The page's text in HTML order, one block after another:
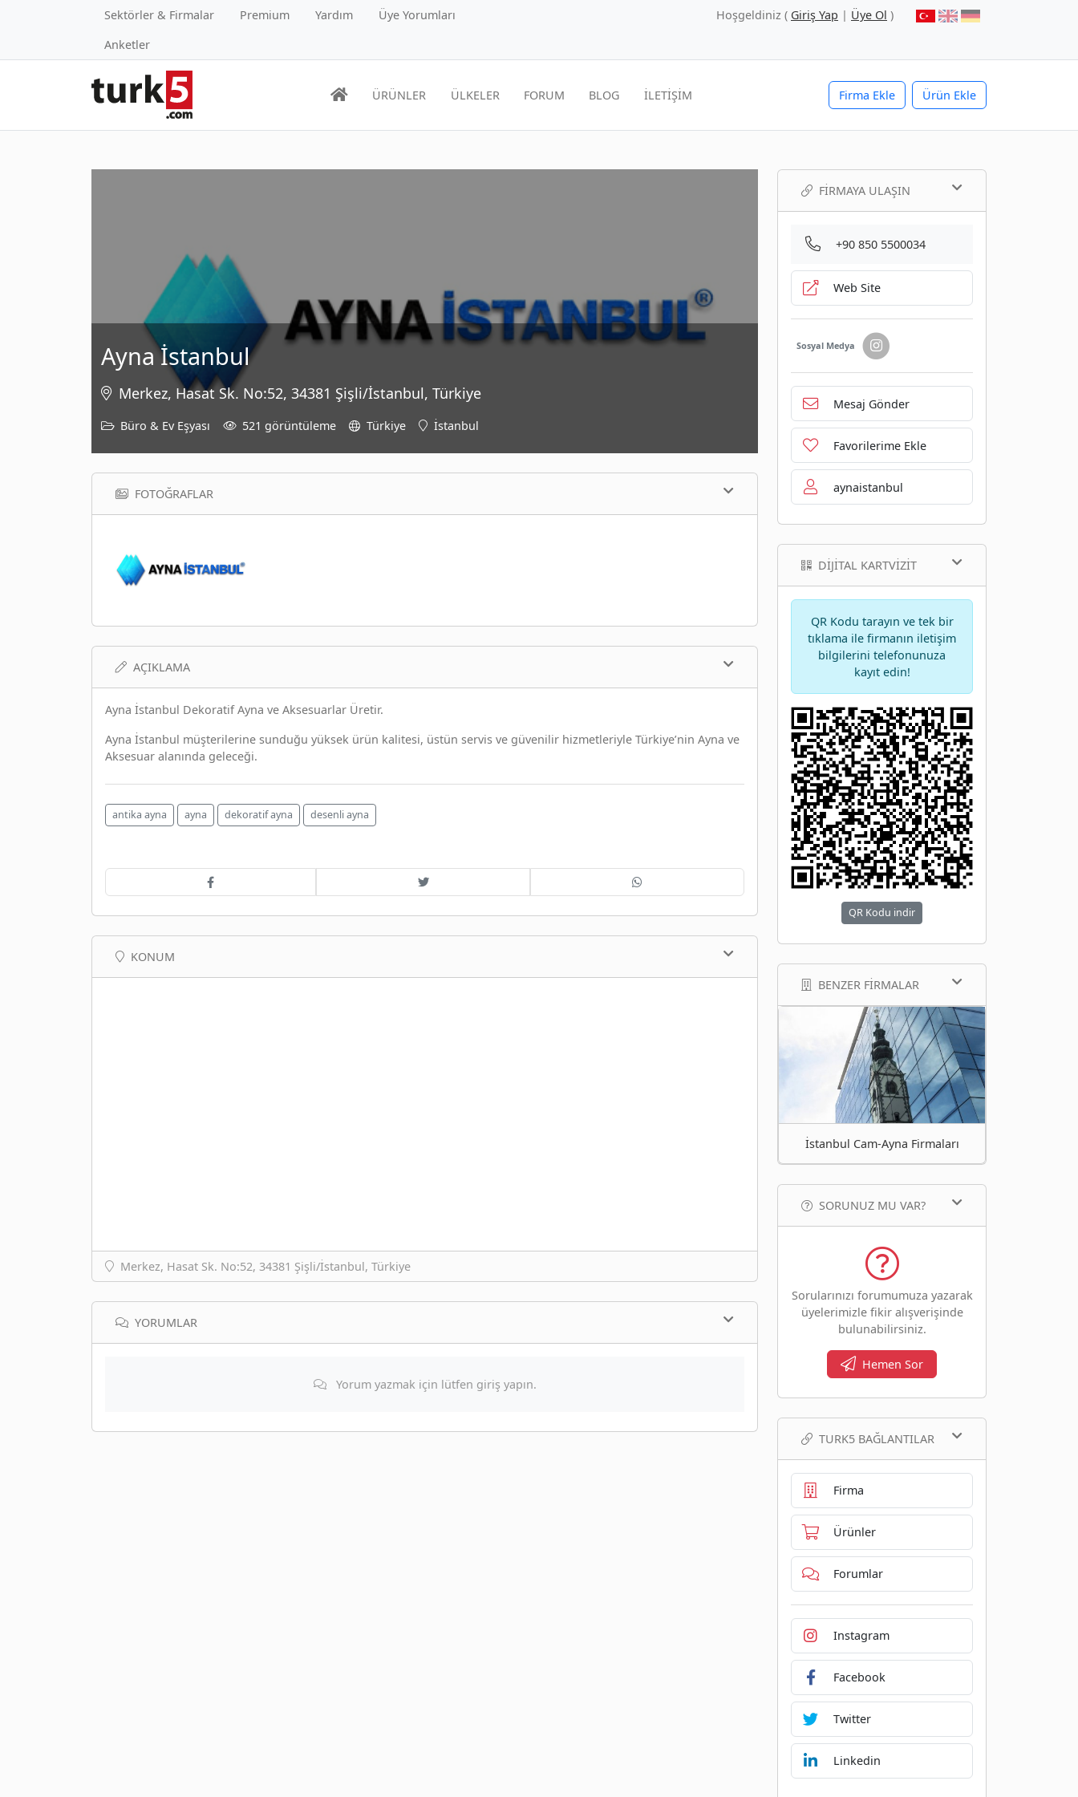
Sektörler & Firmalar Premium Yardım
Üye Yorumları
Anketler
Hoşgeldiniz ( Giriş Yap | Üye Ol )
Firma Ekle Ürün Ekle
ÜRÜNLER ÜLKELER FORUM BLOG İLETİŞİM
Ayna İstanbul
Merkez, Hasat Sk. No:52, 34381 Şişli/İstanbul, Türkiye
Büro & Ev Eşyası 521 görüntüleme Türkiye İstanbul
FOTOĞRAFLAR
AÇIKLAMA
Ayna İstanbul Dekoratif Ayna ve Aksesuarlar Üretir.
Ayna İstanbul müşterilerine sunduğu yüksek ürün kalitesi, üstün servis ve güvenilir hizmetleriyle Türkiye’nin Ayna ve
Aksesuar alanında geleceği.
antika ayna ayna dekoratif ayna desenli ayna
KONUM
Merkez, Hasat Sk. No:52, 34381 Şişli/İstanbul, Türkiye
YORUMLAR
Yorum yazmak için lütfen giriş yapın.
FIRMAYA ULAŞIN
+90 850 5500034
Web Site
Sosyal Medya
Mesaj Gönder
Favorilerime Ekle
aynaistanbul
DIJITAL KARTVIZIT
QR Kodu tarayın ve tek bir
tıklama ile firmanın iletişim
bilgilerini telefonunuza
kayıt edin!
QR Kodu indir
BENZER FIRMALAR
İstanbul Cam-Ayna Firmaları
SORUNUZ MU VAR?
Sorularınızı forumumuza yazarak
üyelerimizle fikir alışverişinde
bulunabilirsiniz.
Hemen Sor
TURK5 BAĞLANTILAR
Firma
Ürünler
Forumlar
Instagram
Facebook
Twitter
Linkedin